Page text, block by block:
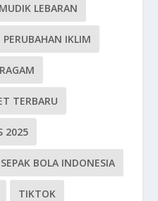
MUDIK LEBARAN
PERUBAHAN IKLIM
RAGAM
TERBARU
2025
SEPAK BOLA INDONESIA
TIKTOK